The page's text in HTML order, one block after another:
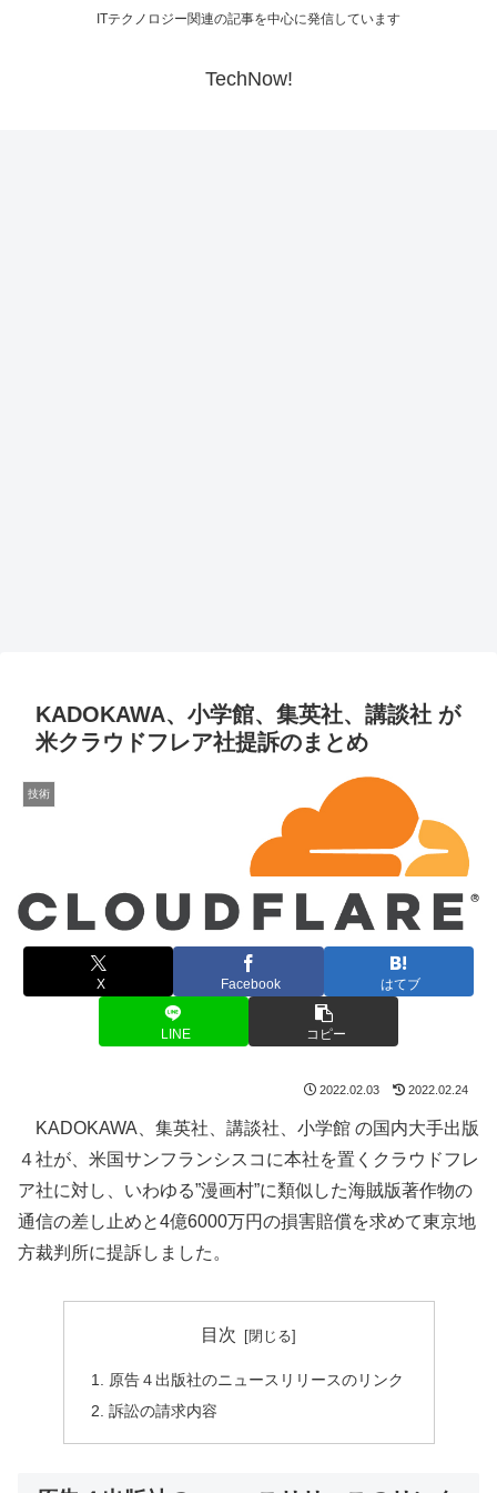
ITテクノロジー関連の記事を中心に発信しています
TechNow!
KADOKAWA、小学館、集英社、講談社 が
米クラウドフレア社提訴のまとめ
技術
X Facebook はてブ
LINE コピー
2022.02.03 2022.02.24
KADOKAWA、集英社、講談社、小学館 の国内大手出版
４社が、米国サンフランシスコに本社を置くクラウドフレ
ア社に対し、いわゆる”漫画村”に類似した海賊版著作物の
通信の差し止めと4億6000万円の損害賠償を求めて東京地
方裁判所に提訴しました。
目次
原告４出版社のニュースリリースのリンク
訴訟の請求内容